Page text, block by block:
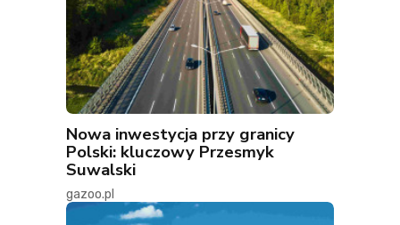
Nowa inwestycja przy granicy
Polski: kluczowy Przesmyk
Suwalski
gazoo.pl